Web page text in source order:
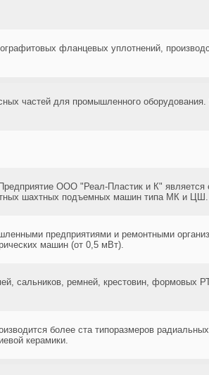
фланцевых уплотнений,
частей для промышленного
ООО "Реал-Пластик и К" является
шахтных подъемных машин типа МК и ЦШ.
предприятиями и ремонтными
машин (от 0,5 мВт).
сальников, ремней, крестовин, формовых
более ста типоразмеров
керамики.